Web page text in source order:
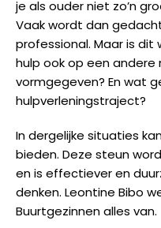
je als ouder niet zo’n
Vaak wordt dan
professional. Maar is dit
hulp ook op een andere
vormgegeven? En wat
hulpverleningstraject?
In dergelijke situaties
bieden. Deze steun
en is effectiever en
denken. Leontine Bibo
Buurtgezinnen alles van.